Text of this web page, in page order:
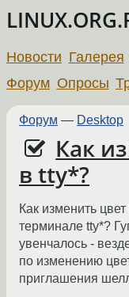
Новости Галерея
Форум Опросы
Форум — Desktop
Как
в tty*?
Как изменить
терминале tty*?
увенчалось -
по изменению
приглашения